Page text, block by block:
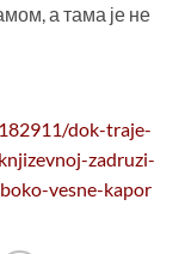
а тама је не
dok-traje-
zadruzi-
vesne-kapor